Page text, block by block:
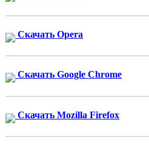
Скачать Opera
Скачать Google Chrome
Скачать Mozilla Firefox